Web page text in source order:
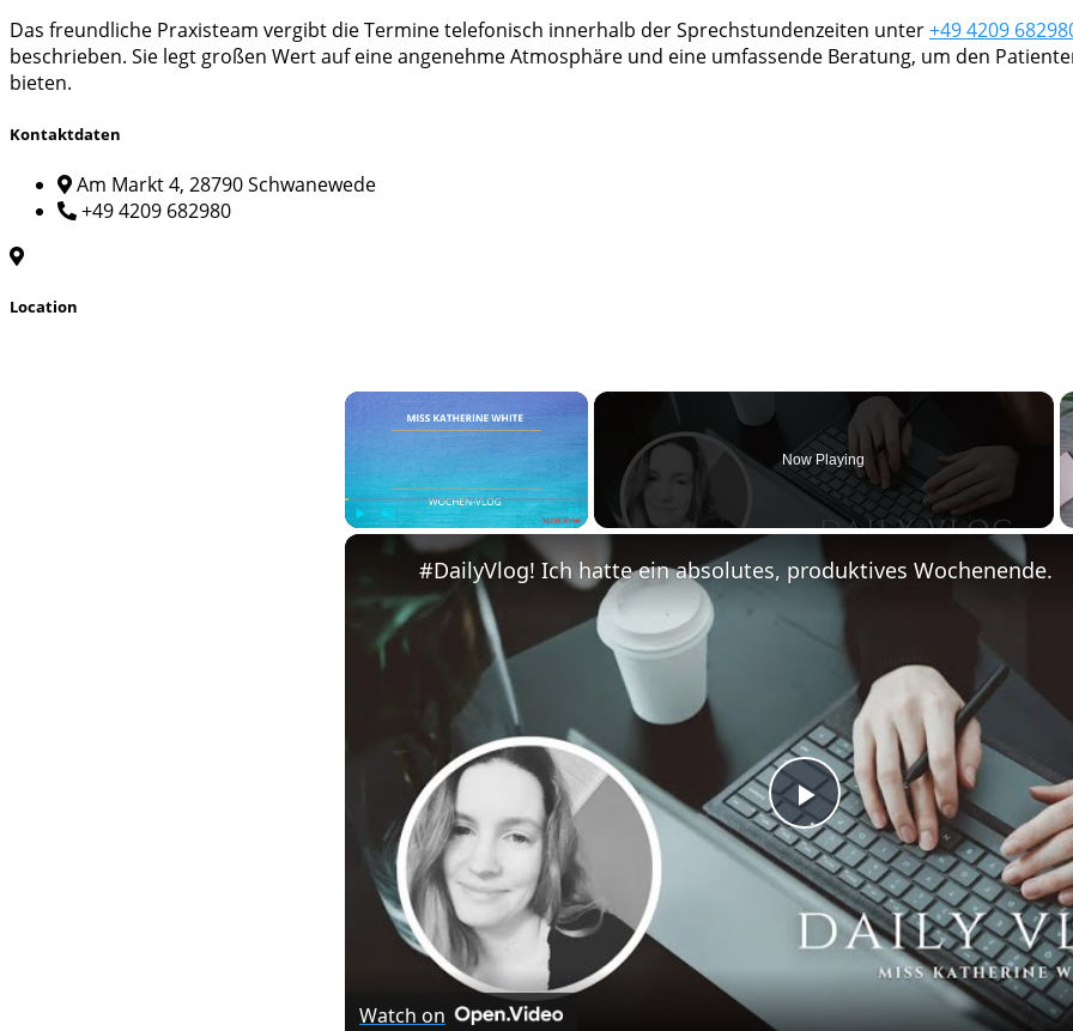
Das freundliche Praxisteam vergibt die Termine telefonisch innerhalb der Sprechstundenzeiten unter+49 4209
beschrieben. Sie legt großen Wert auf eine angenehme Atmosphäre und eine umfassende Beratung, um den
bieten.
Kontaktdaten
Am Markt 4, 28790 Schwanewede
+49 4209 682980
Location
×
Now Playing
Play
Video
#DailyVlog! Ich hatte ein absolutes, produktives Wochenende.
Watch on